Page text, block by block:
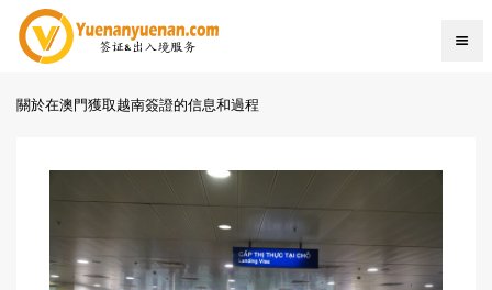
關於在澳門獲取越南簽證的信息和過程